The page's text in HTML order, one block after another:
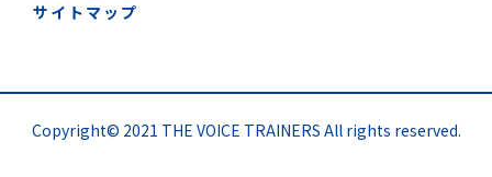
サイトマップ
Copyright© 2021 THE VOICE TRAINERS All rights reserved.